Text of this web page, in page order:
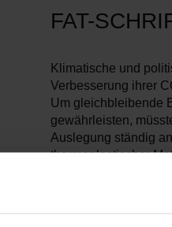
FAT-
Klimatische und
Verbesserung ihrer
Um gleichbleibende
gewährleisten,
Auslegung ständig
thermoplastischer
Lieferant und
einer